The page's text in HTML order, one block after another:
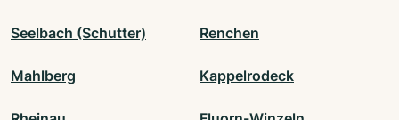
Seelbach (Schutter) Renchen
Mahlberg Kappelrodeck